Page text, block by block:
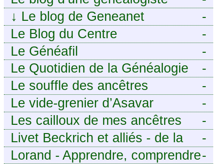
-
↓ Le blog de Geneanet
-
Le Blog du Centre
Généalogique de Touraine -
-
Le Généafil
-
Le Quotidien de la Généalogie
-
Le souffle des ancêtres
-
Le vide-grenier d’Asavar
-
Les cailloux de mes ancêtres
-
Livet Beckrich et alliés - de la
généalogie à l’écriture.
-
Lorand - Apprendre, comprendre